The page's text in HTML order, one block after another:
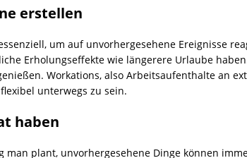
erstellen
um auf unvorhergesehene Ereignisse
Erholungseffekte wie längerere Urlaube
Workations, also Arbeitsaufenthalte an
unterwegs zu sein.
haben
man plant, unvorhergesehene Dinge können